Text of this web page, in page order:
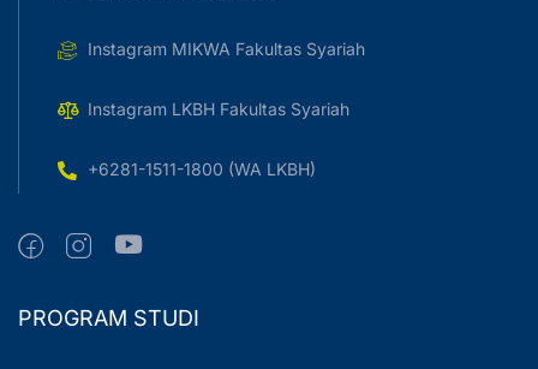
Instagram MIKWA Fakultas Syariah
Instagram LKBH Fakultas Syariah
+6281-1511-1800 (WA LKBH)
PROGRAM STUDI